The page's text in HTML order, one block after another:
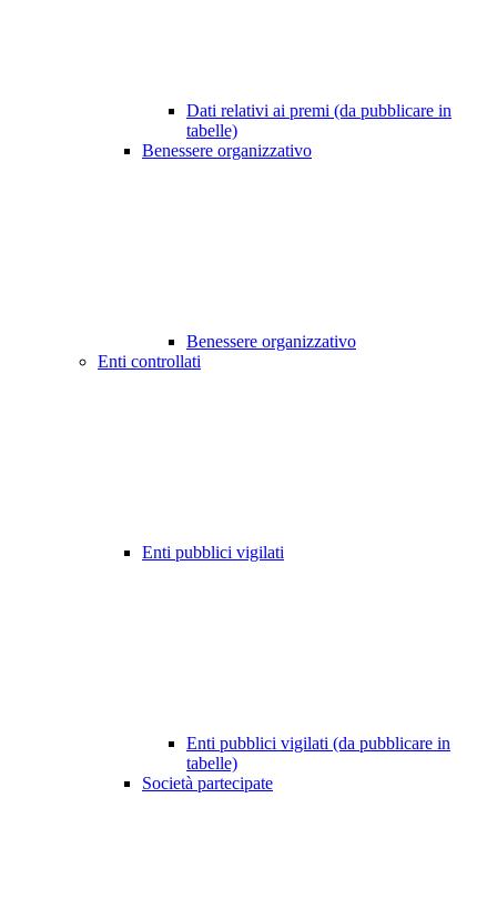
Dati relativi ai premi (da pubblicare in
tabelle)
Benessere organizzativo
Benessere organizzativo
Enti controllati
Enti pubblici vigilati
Enti pubblici vigilati (da pubblicare in
tabelle)
Società partecipate